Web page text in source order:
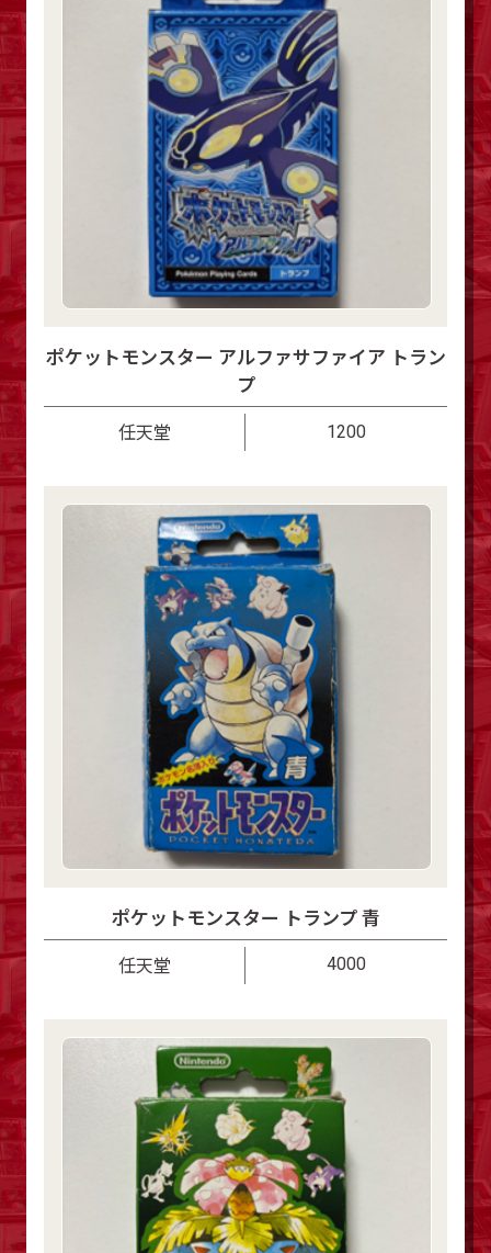
ポケットモンスター アルファサファイア トラン
プ
任天堂 1200
ポケットモンスター トランプ 青
任天堂 4000